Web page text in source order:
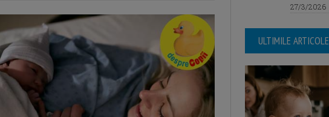
27/3/2026
ULTIMILE ARTICOLE